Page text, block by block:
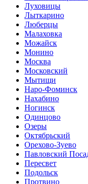
Луховицы
Лыткарино
Люберцы
Малаховка
Можайск
Монино
Москва
Московский
Мытищи
Наро-Фоминск
Нахабино
Ногинск
Одинцово
Озеры
Октябрьский
Орехово-Зуево
Павловский
Пересвет
Подольск
Протвино